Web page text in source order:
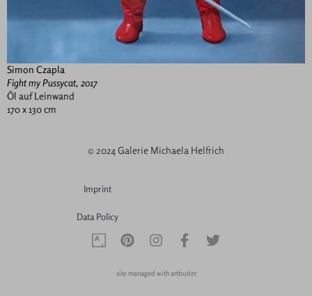
Simon Czapla
Fight my Pussycat, 2017
Öl auf Leinwand
170 x 130 cm
© 2024 Galerie Michaela Helfrich
Imprint
Data Policy
site managed with artbutler